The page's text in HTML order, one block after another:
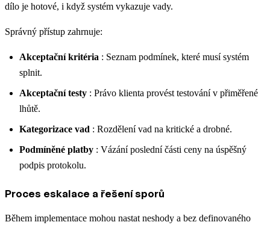
dílo je hotové, i když systém vykazuje vady.
Správný přístup zahrnuje:
Akceptační kritéria : Seznam podmínek, které musí systém
splnit.
Akceptační testy : Právo klienta provést testování v přiměřené
lhůtě.
Kategorizace vad : Rozdělení vad na kritické a drobné.
Podmíněné platby : Vázání poslední části ceny na úspěšný
podpis protokolu.
Proces eskalace a řešení sporů
Během implementace mohou nastat neshody a bez definovaného